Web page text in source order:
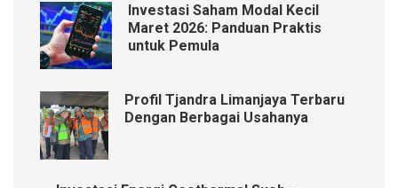
Investasi Saham Modal Kecil
Maret 2026: Panduan Praktis
untuk Pemula
Profil Tjandra Limanjaya Terbaru
Dengan Berbagai Usahanya